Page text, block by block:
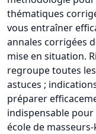
thématiques
vous entraîner
annales corrigées
mise en situation.
regroupe toutes
astuces ;
préparer
indispensable
école de